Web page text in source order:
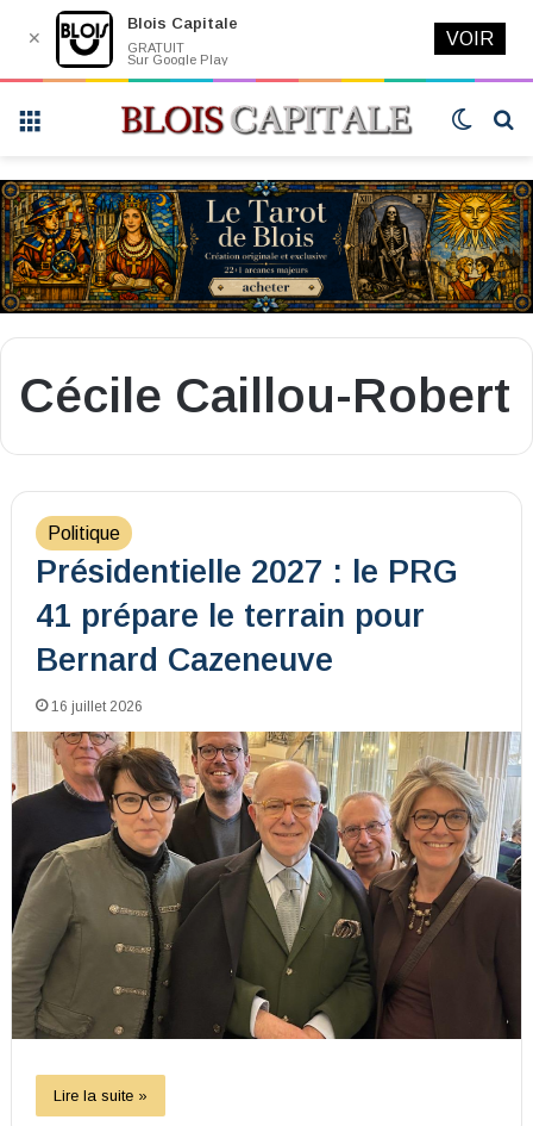
Switch
Cécile Caillou-Robert
Politique
Présidentielle 2027 : le PRG
41 prépare le terrain pour
Bernard Cazeneuve
16 juillet 2026
Lire la suite »
✕
Blois Capitale
GRATUIT
Sur Google Play
VOIR